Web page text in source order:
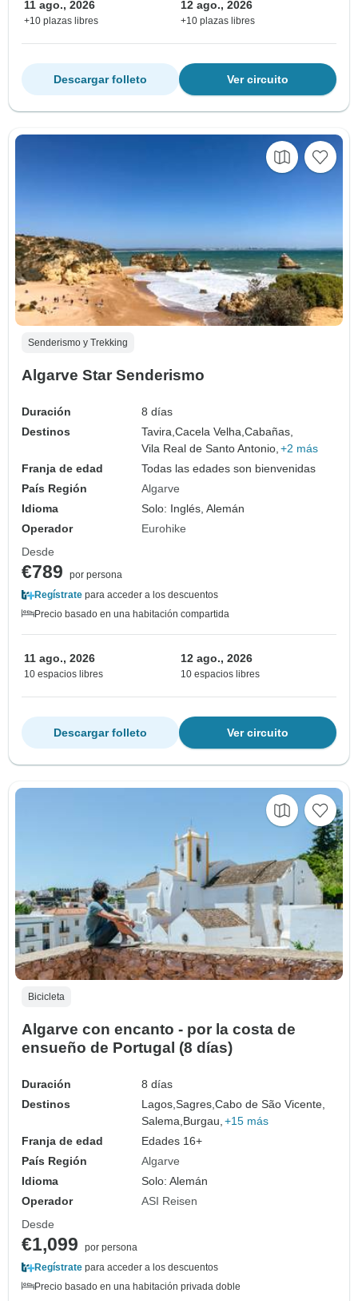
11 ago., 2026
+10 plazas libres
12 ago., 2026
+10 plazas libres
Ver circuito
Descargar folleto
Senderismo y Trekking
Algarve Star Senderismo
Duración
8 días
Destinos
Tavira,Cacela Velha,Cabañas,
Vila Real de Santo Antonio, +2 más
Franja de edad
Todas las edades son bienvenidas
País Región
Algarve
Idioma
Solo: Inglés, Alemán
Operador
Eurohike
Desde
€789
por persona
Regístrate para acceder a los descuentos
Precio basado en una habitación compartida
11 ago., 2026
10 espacios libres
12 ago., 2026
10 espacios libres
Ver circuito
Descargar folleto
Bicicleta
Algarve con encanto - por la costa de
ensueño de Portugal (8 días)
Duración
8 días
Destinos
Lagos,Sagres,Cabo de São Vicente,
Salema, Burgau, +15 más
Franja de edad
Edades 16+
País Región
Algarve
Idioma
Solo: Alemán
Operador
ASI Reisen
Desde
€1,099
por persona
Regístrate para acceder a los descuentos
Precio basado en una habitación privada doble